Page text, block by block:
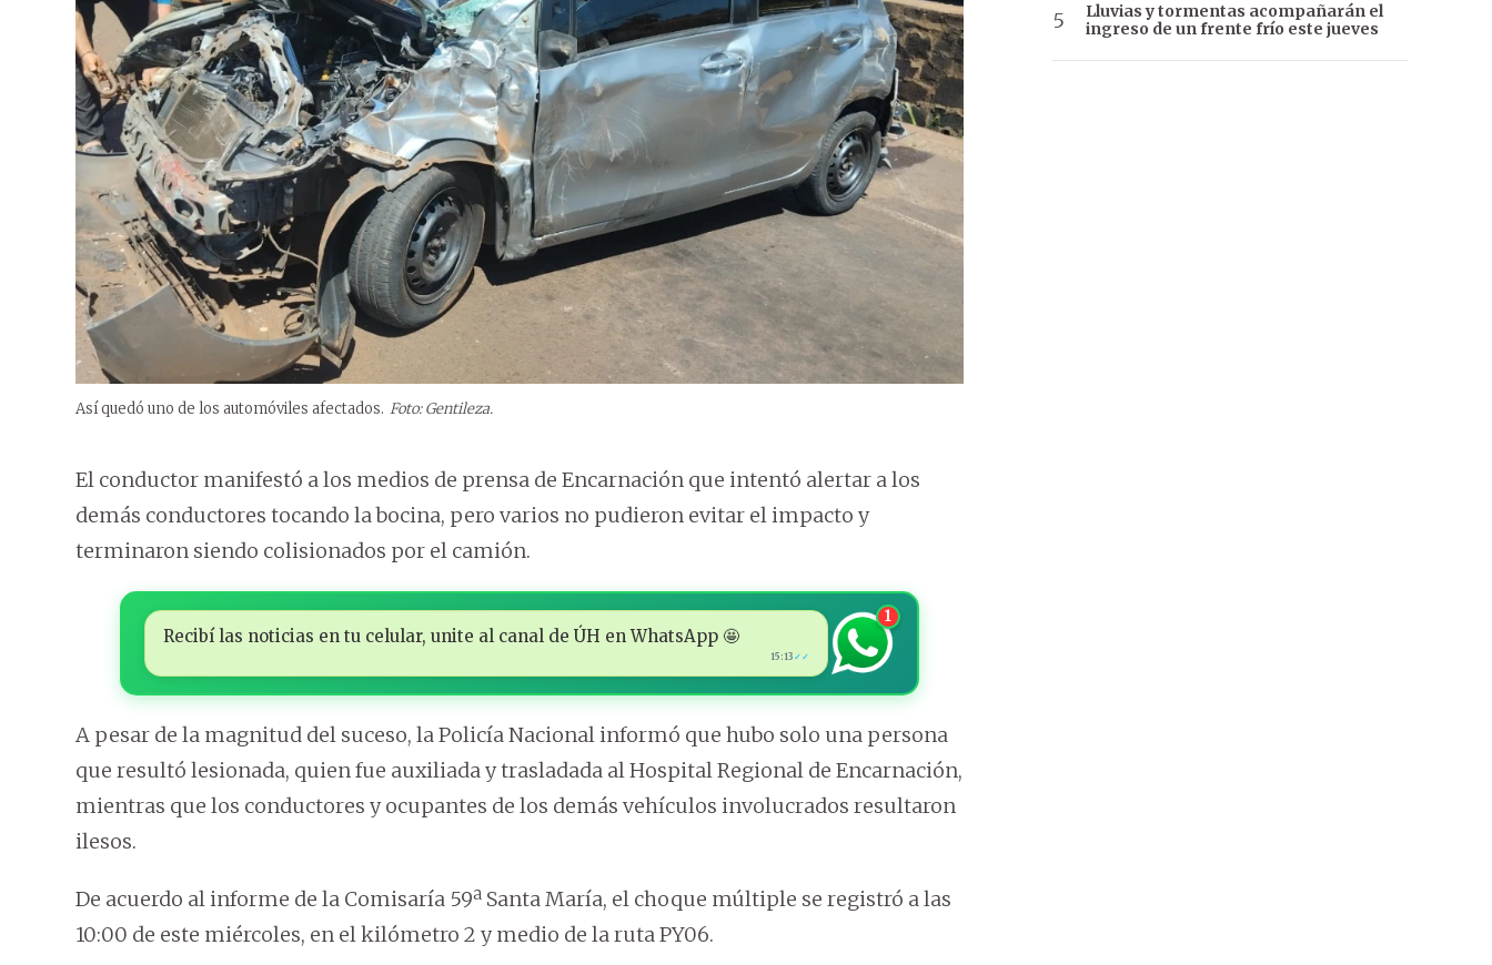
Así quedó uno de los automóviles afectados. Foto: Gentileza.
El conductor manifestó a los medios de prensa de Encarnación que intentó alertar a los
demás conductores tocando la bocina, pero varios no pudieron evitar el impacto y
terminaron siendo colisionados por el camión.
Recibí las noticias en tu celular, unite al canal de ÚH en WhatsApp 🤩
15:13 ✓✓
1
A pesar de la magnitud del suceso, la Policía Nacional informó que hubo solo una persona
que resultó lesionada, quien fue auxiliada y trasladada al Hospital Regional de Encarnación,
mientras que los conductores y ocupantes de los demás vehículos involucrados resultaron
ilesos.
De acuerdo al informe de la Comisaría 59ª Santa María, el choque múltiple se registró a las
10:00 de este miércoles, en el kilómetro 2 y medio de la ruta PY06.
Lluvias y tormentas acompañarán el
ingreso de un frente frío este jueves